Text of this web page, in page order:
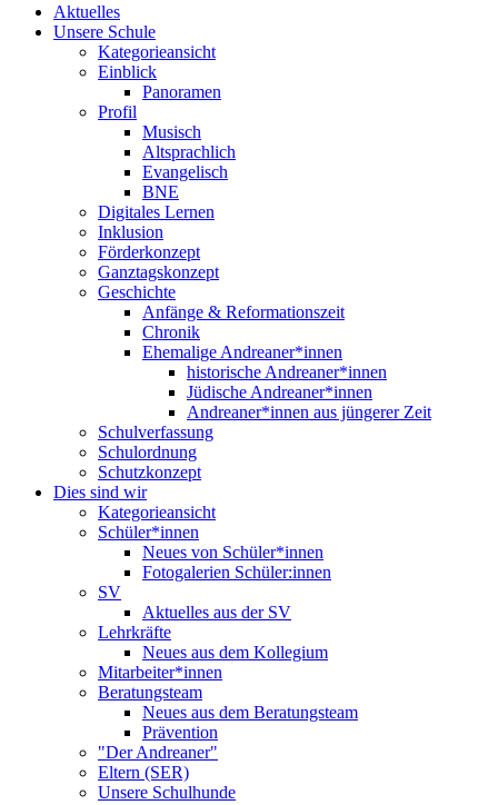
Aktuelles
Unsere Schule
Kategorieansicht
Einblick
Panoramen
Profil
Musisch
Altsprachlich
Evangelisch
BNE
Digitales Lernen
Inklusion
Förderkonzept
Ganztagskonzept
Geschichte
Anfänge & Reformationszeit
Chronik
Ehemalige Andreaner*innen
historische Andreaner*innen
Jüdische Andreaner*innen
Andreaner*innen aus jüngerer Zeit
Schulverfassung
Schulordnung
Schutzkonzept
Dies sind wir
Kategorieansicht
Schüler*innen
Neues von Schüler*innen
Fotogalerien Schüler:innen
SV
Aktuelles aus der SV
Lehrkräfte
Neues aus dem Kollegium
Mitarbeiter*innen
Beratungsteam
Neues aus dem Beratungsteam
Prävention
"Der Andreaner"
Eltern (SER)
Unsere Schulhunde